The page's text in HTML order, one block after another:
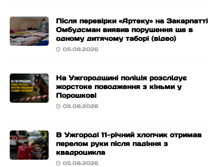
Після перевірки «Артеку» на Закарпатті
Омбудсман виявив порушення ще в
одному дитячому таборі (відео)
05.08.2026
На Ужгородщині поліція розслідує
жорстоке поводження з кіньми у
Порошкові
05.08.2026
В Ужгороді 11-річний хлопчик отримав
перелом руки після падіння з
квадроцикла
05.08.2026